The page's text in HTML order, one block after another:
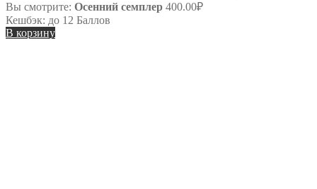
Вы смотрите: Осенний семплер 400.00₽
Кешбэк: до 12 Баллов
В корзину